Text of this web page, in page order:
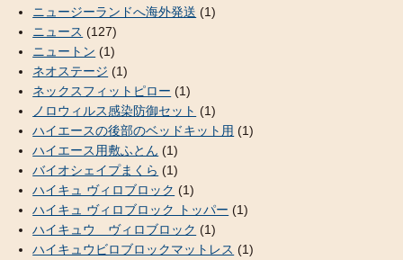
ニュージーランドへ海外発送 (1)
ニュース (127)
ニュートン (1)
ネオステージ (1)
ネックスフィットピロー (1)
ノロウィルス感染防御セット (1)
ハイエースの後部のベッドキット用 (1)
ハイエース用敷ふとん (1)
バイオシェイプまくら (1)
ハイキュ ヴィロブロック (1)
ハイキュ ヴィロブロック トッパー (1)
ハイキュウ ヴィロブロック (1)
ハイキュウビロブロックマットレス (1)